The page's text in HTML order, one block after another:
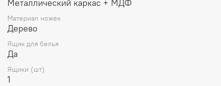
Металлический каркас + МДФ
Материал ножек
Дерево
Ящик для белья
Да
Ящики (шт)
1